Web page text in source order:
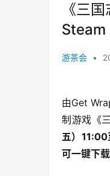
《三
Steam
游茶会 •
由Get
制游戏《
五）11:00
可一键下载